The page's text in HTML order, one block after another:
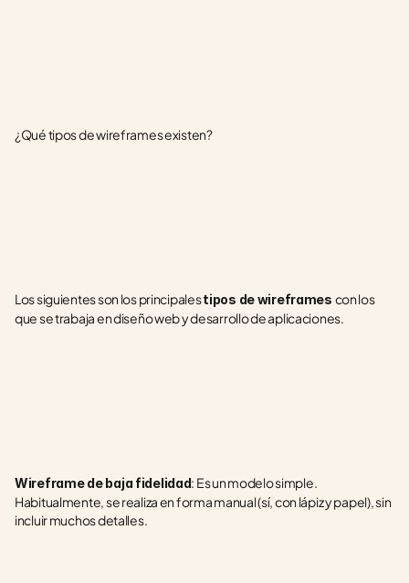
¿Qué tipos de wireframes existen?
Los siguientes son los principales tipos de wireframes con los
que se trabaja en diseño web y desarrollo de aplicaciones.
Wireframe de baja fidelidad: Es un modelo simple.
Habitualmente, se realiza en forma manual (sí, con lápiz y papel), sin
incluir muchos detalles.